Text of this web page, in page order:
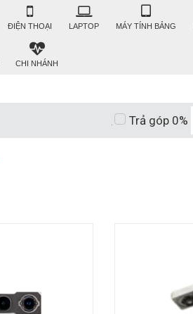
ĐIỆN THOẠI LAPTOP MÁY TÍNH BẢNG
CHI NHÁNH
Trả góp 0%